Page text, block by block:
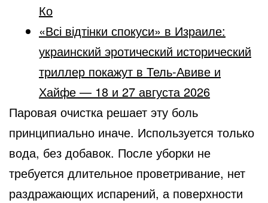
Ко
«Всі відтінки спокуси» в Израиле:
украинский эротический исторический
триллер покажут в Тель-Авиве и
Хайфе — 18 и 27 августа 2026
Паровая очистка решает эту боль
принципиально иначе. Используется только
вода, без добавок. После уборки не
требуется длительное проветривание, нет
раздражающих испарений, а поверхности